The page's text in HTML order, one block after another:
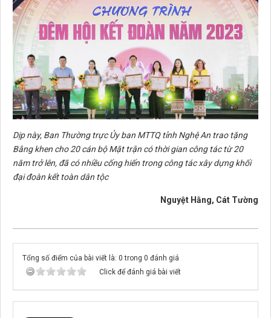
Dịp này, Ban Thường trực Ủy ban MTTQ tỉnh Nghệ An trao tặng
Bằng khen cho 20 cán bộ Mặt trận có thời gian công tác từ 20
năm trở lên, đã có nhiều cống hiến trong công tác xây dựng khối
đại đoàn kết toàn dân tộc
Nguyệt Hằng, Cát Tường
Tổng số điểm của bài viết là: 0 trong 0 đánh giá
Click để đánh giá bài viết